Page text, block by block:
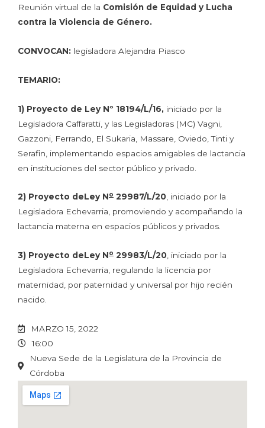
Reunión virtual de la Comisión de Equidad y Lucha
contra la Violencia de Género.
CONVOCAN: legisladora Alejandra Piasco
TEMARIO:
1) Proyecto de Ley Nº 18194/L/16, iniciado por la
Legisladora Caffaratti, y las Legisladoras (MC) Vagni,
Gazzoni, Ferrando, El Sukaria, Massare, Oviedo, Tinti y
Serafin, implementando espacios amigables de lactancia
en instituciones del sector público y privado.
2) Proyecto deLey No 29987/L/20, iniciado por la
Legisladora Echevarria, promoviendo y acompañando la
lactancia materna en espacios públicos y privados.
3) Proyecto deLey No 29983/L/20, iniciado por la
Legisladora Echevarria, regulando la licencia por
maternidad, por paternidad y universal por hijo recién
nacido.
MARZO 15, 2022
16:00
Nueva Sede de la Legislatura de la Provincia de
Córdoba